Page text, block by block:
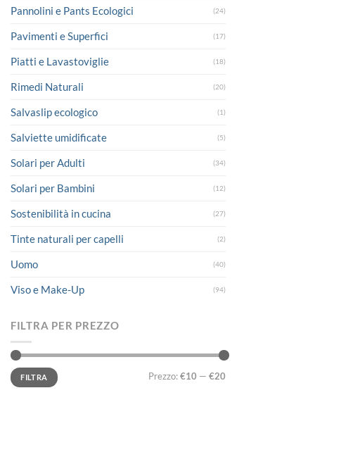
Pannolini e Pants Ecologici (24)
Pavimenti e Superfici (17)
Piatti e Lavastoviglie (18)
Rimedi Naturali (20)
Salvaslip ecologico (1)
Salviette umidificate (5)
Solari per Adulti (34)
Solari per Bambini (12)
Sostenibilità in cucina (27)
Tinte naturali per capelli (2)
Uomo (40)
Viso e Make-Up (94)
FILTRA PER PREZZO
Prezzo
Min
Prezzo
MaxFILTRA Prezzo:€10 — €20